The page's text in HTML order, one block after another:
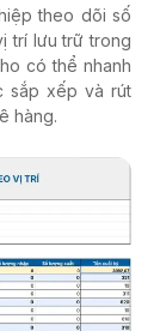
theo dõi số
trí lưu trữ trong
có thể nhanh
sắp xếp và rút
hàng.